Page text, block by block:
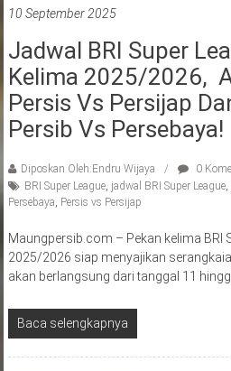
10 September 2025
Jadwal BRI Super
Kelima 2025/2026,
Persis Vs Persijap
Persib Vs Persebaya!
Diposkan Oleh:Endru Wijaya
0
BRI Super League, jadwal BRI Super League,
Persebaya Persis vs Persijap
Maungpersib.com – Pekan kelima BRI
2025/2026 siap menyajikan
akan berlangsung dari tanggal 11
Baca selengkapnya